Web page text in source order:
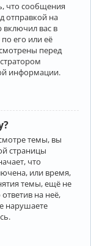
что сообщения
отправкой на
вас в
его или её
перед
информации.
темы, вы
страницы
что
или время,
темы, ещё не
на неё,
нарушаете